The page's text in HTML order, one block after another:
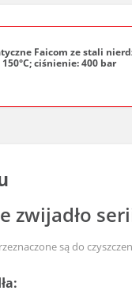
Faicom ze stali
ciśnienie: 400 bar
zwijadło
są do